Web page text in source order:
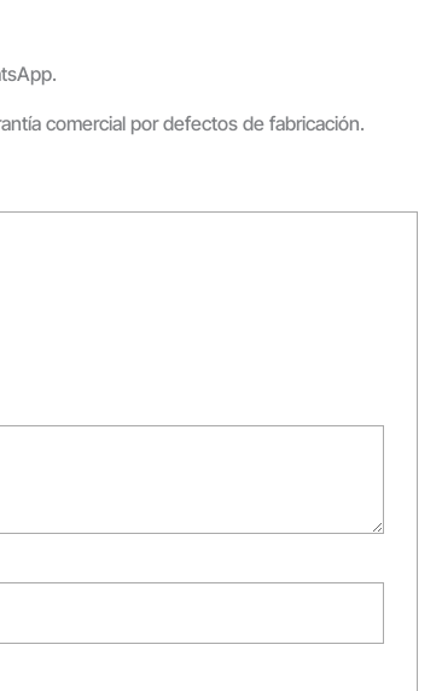
comercial por defectos de fabricación.